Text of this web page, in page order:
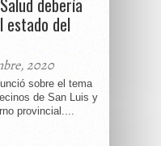
debería
estado del
2020
sobre el tema
de San Luis y
provincial....